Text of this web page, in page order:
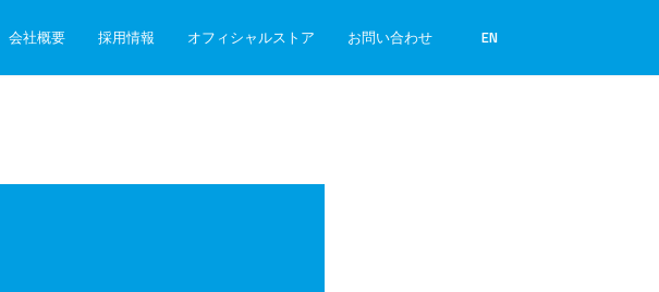
会社概要 採用情報 オフィシャルストア お問い合わせ EN